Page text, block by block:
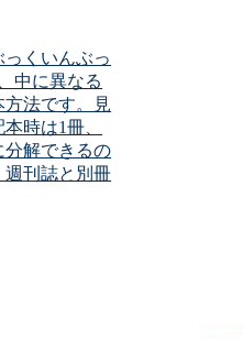
くいんぶっ
中に異なる
法です。見
時は1冊、
分解できるの
週刊誌と別冊